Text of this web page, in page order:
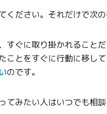
ください。それだけで次の
すぐに取り掛かれること
ことをすぐに行動に移し
のです。
てみたい人はいつでも相